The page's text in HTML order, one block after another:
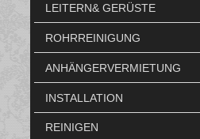
LEITERN& GERÜSTE
ROHRREINIGUNG
ANHÄNGERVERMIETUNG
INSTALLATION
REINIGEN